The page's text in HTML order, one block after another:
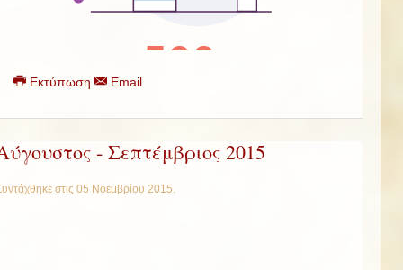
Εκτύπωση Email
- Σεπτέμβριος 2015
στις 05 Νοεμβρίου 2015.